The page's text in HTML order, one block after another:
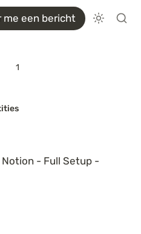
me een bericht
1
Notion - Full Setup -